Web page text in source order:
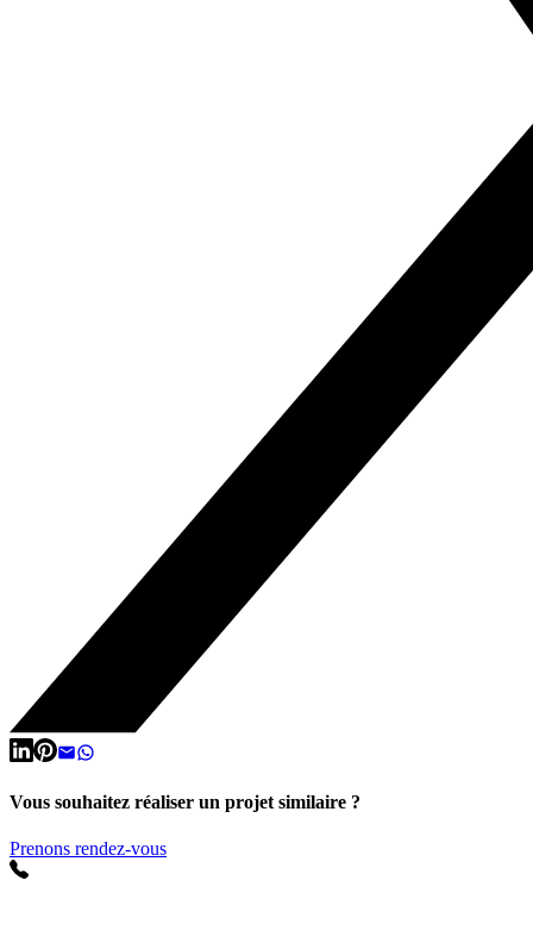
Vous souhaitez réaliser un projet similaire ?
Prenons rendez-vous